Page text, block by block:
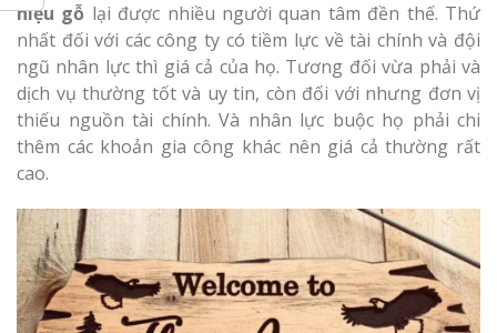
hiệu gỗ lại được nhiều người quan tâm đền thế. Thứ
nhất đối với các công ty có tiềm lực về tài chính và đội
ngũ nhân lực thì giá cả của họ. Tương đối vừa phải và
dịch vụ thường tốt và uy tin, còn đối với nhưng đơn vị
thiếu nguồn tài chính. Và nhân lực buộc họ phải chi
thêm các khoản gia công khác nên giá cả thường rất
cao.
Làm biển
Nghệ An giá
Thi Công
Nghệ An Nâng Tầm
Hiệu